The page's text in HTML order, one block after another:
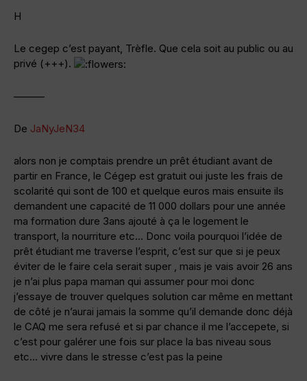
H
Le cegep c’est payant, Trèfle. Que cela soit au public ou au
privé (+++).
———
De JaNyJeN34
alors non je comptais prendre un prêt étudiant avant de
partir en France, le Cégep est gratuit oui juste les frais de
scolarité qui sont de 100 et quelque euros mais ensuite ils
demandent une capacité de 11 000 dollars pour une année
ma formation dure 3ans ajouté à ça le logement le
transport, la nourriture etc… Donc voila pourquoi l’idée de
prêt étudiant me traverse l’esprit, c’est sur que si je peux
éviter de le faire cela serait super , mais je vais avoir 26 ans
je n’ai plus papa maman qui assumer pour moi donc
j’essaye de trouver quelques solution car même en mettant
de côté je n’aurai jamais la somme qu’il demande donc déjà
le CAQ me sera refusé et si par chance il me l’accepete, si
c’est pour galérer une fois sur place la bas niveau sous
etc… vivre dans le stresse c’est pas la peine